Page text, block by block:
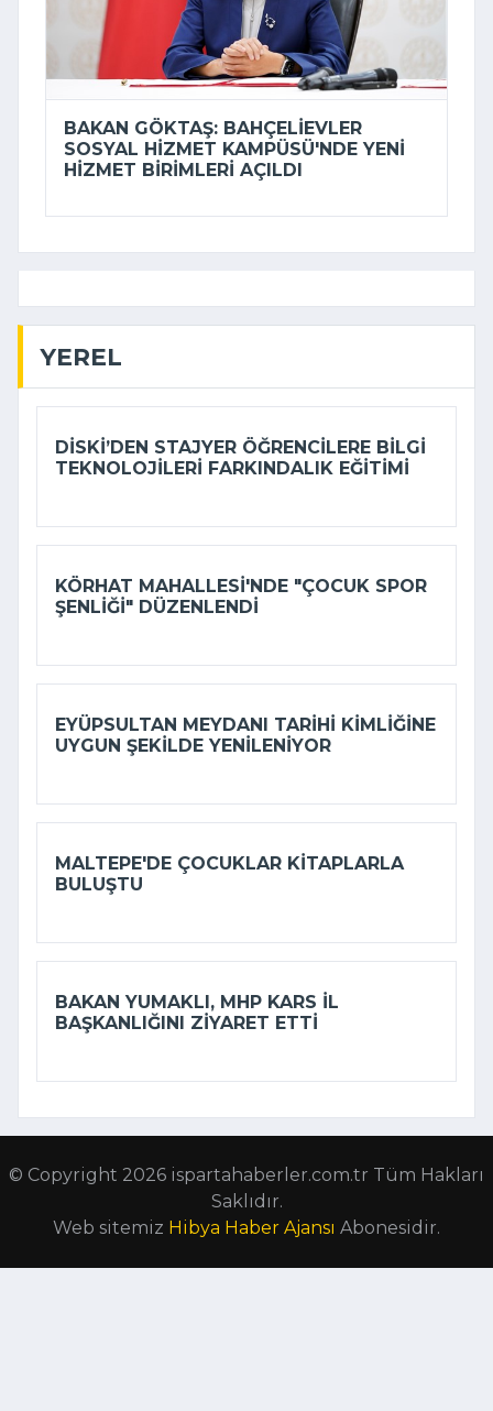
BAKAN GÖKTAŞ: BAHÇELIEVLER
SOSYAL HIZMET KAMPÜSÜ'NDE YENI
HIZMET BIRIMLERI AÇILDI
YEREL
DİSKİ’DEN STAJYER ÖĞRENCILERE BILGI
TEKNOLOJILERI FARKINDALIK EĞITIMI
KÖRHAT MAHALLESI'NDE "ÇOCUK SPOR
ŞENLIĞI" DÜZENLENDI
EYÜPSULTAN MEYDANI TARIHI KIMLIĞINE
UYGUN ŞEKILDE YENILENIYOR
MALTEPE'DE ÇOCUKLAR KITAPLARLA
BULUŞTU
BAKAN YUMAKLI, MHP KARS İL
BAŞKANLIĞINI ZIYARET ETTI
© Copyright 2026 ispartahaberler.com.tr Tüm Hakları
Saklıdır.
Web sitemiz Hibya Haber Ajansı Abonesidir.